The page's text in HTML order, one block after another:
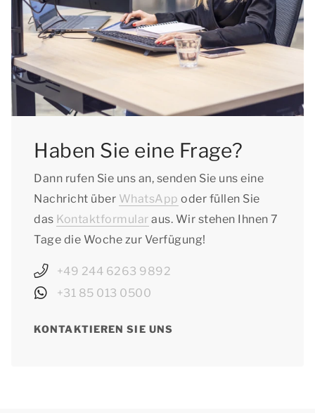
Haben Sie eine Frage?
Dann rufen Sie uns an, senden Sie uns eine
Nachricht über WhatsApp oder füllen Sie
das Kontaktformular aus. Wir stehen Ihnen 7
Tage die Woche zur Verfügung!
+49 244 6263 9892
+31 85 013 0500
KONTAKTIEREN SIE UNS